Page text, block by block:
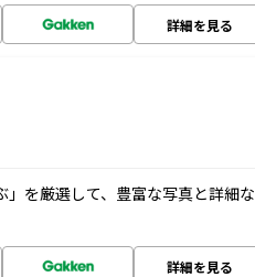
詳細を見る
を厳選して、豊富な写真と詳細な
詳細を見る